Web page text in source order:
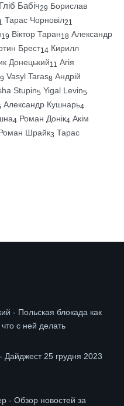
Гліб Бабіч29 Борислав
Тарас Чорновіл21
19 Віктор Таран18 Александр
Брест14 Кирилл
Донецький11 Агія
9 Vasyl Taras8 Андрій
Stupin5 Yigal Levin5
Александр Кушнарь4
4 Роман Донік4 Акім
Роман Шрайк3 Тарас
- Польская блокада как
с ней делать
Дайджест 25 грудня 2023
- Обзор новостей за